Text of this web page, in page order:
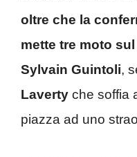
oltre che la
mette tre moto
Sylvain Guintoli,
Laverty che soffia
piazza ad uno